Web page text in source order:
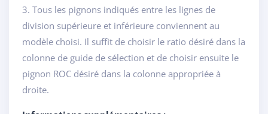
3. Tous les pignons indiqués entre les lignes de
division supérieure et inférieure conviennent au
modèle choisi. Il suffit de choisir le ratio désiré dans la
colonne de guide de sélection et de choisir ensuite le
pignon ROC désiré dans la colonne appropriée à
droite.